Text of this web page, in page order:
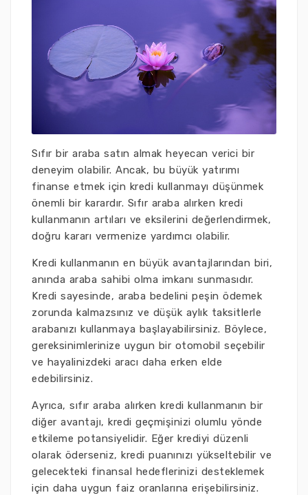
Sıfır bir araba satın almak heyecan verici bir
deneyim olabilir. Ancak, bu büyük yatırımı
finanse etmek için kredi kullanmayı düşünmek
önemli bir karardır. Sıfır araba alırken kredi
kullanmanın artıları ve eksilerini değerlendirmek,
doğru kararı vermenize yardımcı olabilir.
Kredi kullanmanın en büyük avantajlarından biri,
anında araba sahibi olma imkanı sunmasıdır.
Kredi sayesinde, araba bedelini peşin ödemek
zorunda kalmazsınız ve düşük aylık taksitlerle
arabanızı kullanmaya başlayabilirsiniz. Böylece,
gereksinimlerinize uygun bir otomobil seçebilir
ve hayalinizdeki aracı daha erken elde
edebilirsiniz.
Ayrıca, sıfır araba alırken kredi kullanmanın bir
diğer avantajı, kredi geçmişinizi olumlu yönde
etkileme potansiyelidir. Eğer krediyi düzenli
olarak öderseniz, kredi puanınızı yükseltebilir ve
gelecekteki finansal hedeflerinizi desteklemek
için daha uygun faiz oranlarına erişebilirsiniz.